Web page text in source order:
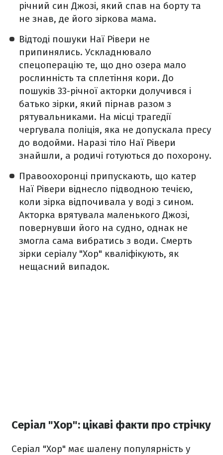
річний син Джозі, який спав на борту та
не знав, де його зіркова мама.
Відтоді пошуки Наї Рівери не
припинялись. Ускладнювало
спецоперацію те, що дно озера мало
рослинність та сплетіння кори. До
пошуків 33-річної акторки долучився і
батько зірки, який пірнав разом з
рятувальниками. На місці трагедії
чергувала поліція, яка не допускала пресу
до водойми. Наразі тіло Наї Рівери
знайшли, а родичі готуються до похорону.
Правоохоронці припускають, що катер
Наї Рівери віднесло підводною течією,
коли зірка відпочивала у воді з сином.
Акторка врятувала маленького Джозі,
повернувши його на судно, однак не
змогла сама вибратись з води. Смерть
зірки серіалу "Хор" кваліфікують, як
нещасний випадок.
Серіал "Хор": цікаві факти про стрічку
Серіал "Хор" має шалену популярність у